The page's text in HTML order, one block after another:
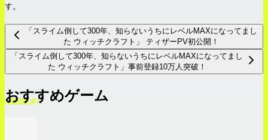
す。
「スライム倒して300年、知らないうちにレベルMAXになってまし
た ウィッチクラフト」 ティザーPV初公開！
「スライム倒して300年、知らないうちにレベルMAXになってまし
た ウィッチクラフト」事前登録10万人突破！
おすすめゲーム